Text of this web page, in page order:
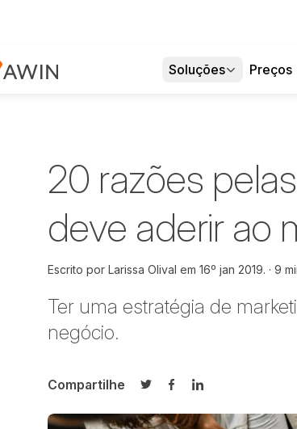
Soluções Preços
20 razões
deve aderir ao
Escrito por Larissa Olival em 16º jan 2019. 9
Ter uma estratégia de
negócio.
Compartilhe
Compartilhar no Twitter
Compartilhar no
Compartilhar no